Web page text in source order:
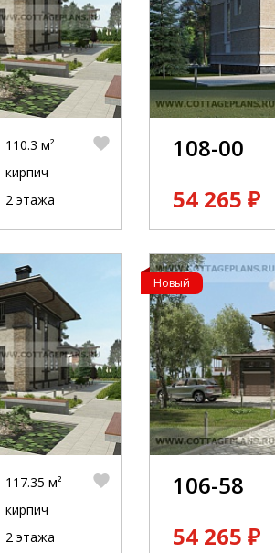
110.3 м²
кирпич
2 этажа
108-00
54 265 ₽
117.35 м²
кирпич
2 этажа
Новый
106-58
54 265 ₽